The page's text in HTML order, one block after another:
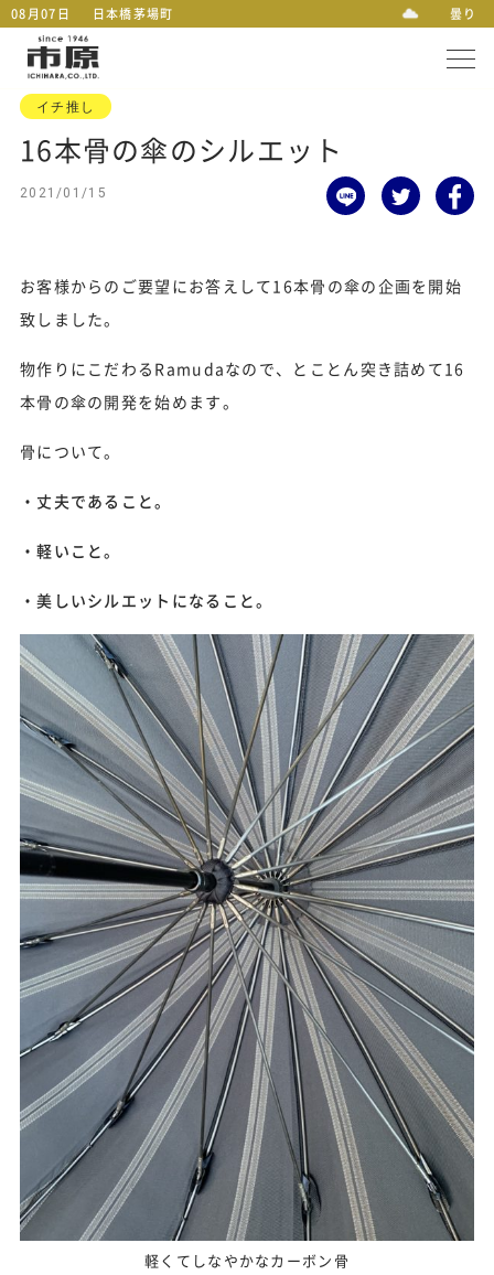
08月07日 日本橋茅場町 曇り
イチ推し
16本骨の傘のシルエット
2021/01/15
お客様からのご要望にお答えして16本骨の傘の企画を開始
致しました。
物作りにこだわるRamudaなので、とことん突き詰めて16
本骨の傘の開発を始めます。
骨について。
・丈夫であること。
・軽いこと。
・美しいシルエットになること。
軽くてしなやかなカーボン骨